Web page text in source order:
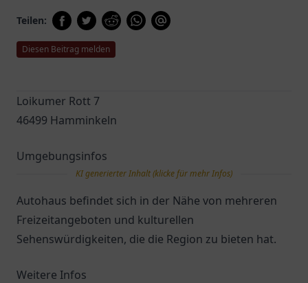
Teilen:
Diesen Beitrag melden
Loikumer Rott 7
46499 Hamminkeln
Umgebungsinfos
KI generierter Inhalt (klicke für mehr Infos)
Autohaus befindet sich in der Nähe von mehreren
Freizeitangeboten und kulturellen
Sehenswürdigkeiten, die die Region zu bieten hat.
Weitere Infos